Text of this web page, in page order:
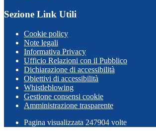
Sezione Link Utili
Cookie policy
Note legali
Informativa Privacy
Ufficio Relazioni con il Pubblico
Dichiarazione di accessibilità
Obiettivi di accessibilità
Whistleblowing
Gestione consensi cookie
Amministrazione trasparente
Pagina visualizzata 247904 volte